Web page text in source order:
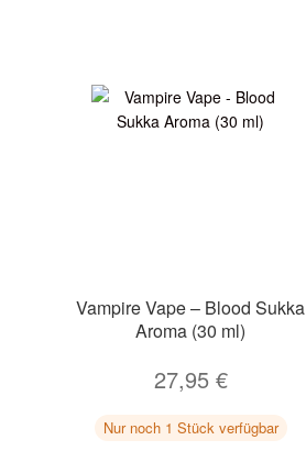
Vampire Vape – Blood Sukka
Aroma (30 ml)
27,95 €
Nur noch 1 Stück verfügbar